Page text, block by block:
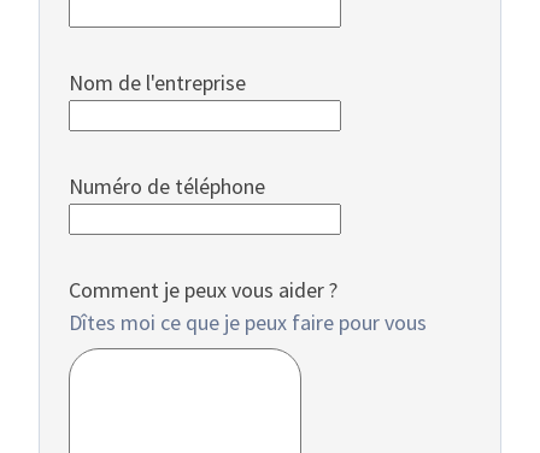
Nom de l'entreprise
Numéro de téléphone
Comment je peux vous aider ?
Dîtes moi ce que je peux faire pour vous